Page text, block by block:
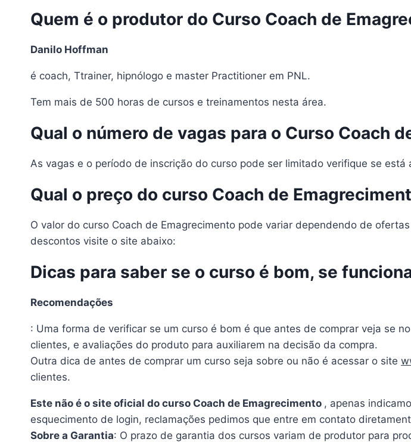
Quem é o produtor do Curso Coach de
Danilo Hoffman
é coach, Ttrainer, hipnólogo e master Practitioner em PNL.
Tem mais de 500 horas de cursos e treinamentos nesta área.
Qual o número de vagas para o Curso Coach
As vagas e o período de inscrição do curso pode ser limitado verifique se está
Qual o preço do curso Coach de
O valor do curso Coach de Emagrecimento pode variar dependendo de
descontos visite o site abaixo:
Dicas para saber se o curso é bom, se
Recomendações
: Uma forma de verificar se um curso é bom é que antes de comprar veja se
clientes, e avaliações do produto para auxiliarem na decisão da compra.
Outra dica de antes de comprar um curso seja sobre ou não é acessar o site
clientes.
Este não é o site oficial do curso Coach de Emagrecimento , apenas
esquecimento de login, reclamações pedimos que entre em contato
Sobre a Garantia: O prazo de garantia dos cursos variam de produtor para